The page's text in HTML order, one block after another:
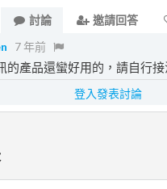
討論 邀請回答
7 年前
的產品還蠻好用的，請自行接
登入發表討論